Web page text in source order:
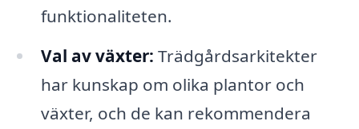
funktionaliteten.
Val av växter: Trädgårdsarkitekter
har kunskap om olika plantor och
växter, och de kan rekommendera